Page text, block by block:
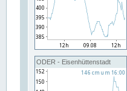
ODER - Eisenhüttenstadt